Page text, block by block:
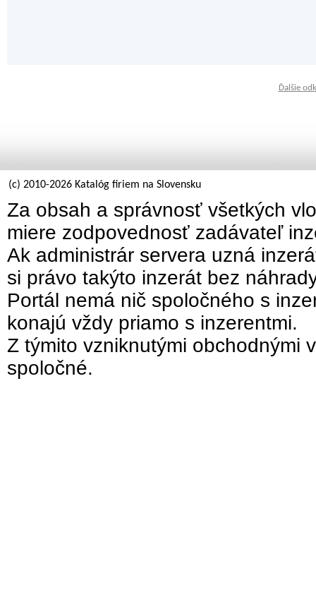
Ďalšie
(c) 2010-2026 Katalóg firiem na Slovensku
Za obsah a správnosť všetkých
miere zodpovednosť zadávateľ
Ak administrár servera uzná
si právo takýto inzerát bez
Portál nemá nič spoločného s
konajú vždy priamo s inzerentmi.
Z týmito vzniknutými obchodnými
spoločné.